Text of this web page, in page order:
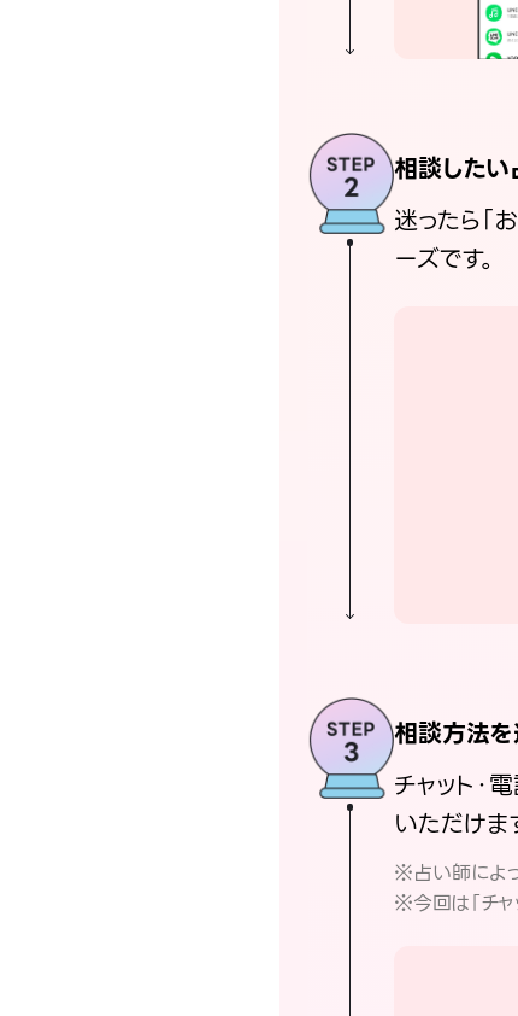
相談した
迷ったら「
ーズです。
相談方法
チャット・
いただけま
※占い師によ
※今回は「チ